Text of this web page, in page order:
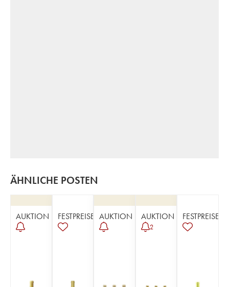
ÄHNLICHE POSTEN
AUKTION FESTPREISE AUKTION AUKTION
2
FESTPREISE